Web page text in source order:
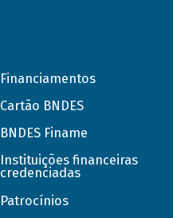
Financiamentos
Cartão BNDES
BNDES Finame
Instituições financeiras
credenciadas
Patrocínios